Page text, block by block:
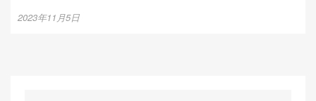
2023年11月5日